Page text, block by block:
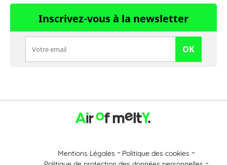
Inscrivez-vous à la newsletter
OK
Mentions Légales
Politique des cookies